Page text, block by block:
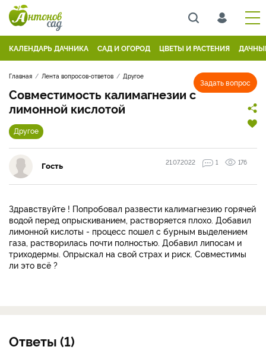
КАЛЕНДАРЬ ДАЧНИКА САД И ОГОРОД ЦВЕТЫ И РАСТЕНИЯ
Задать вопрос
Главная Лента вопросов-ответов Другое
Совместимость калимагнезии с
лимонной кислотой
Другое
Гость 21.07.2022 1 176
Здравствуйте ! Попробовал развести калимагнезию горячей
водой перед опрыскиванием, растворяется плохо. Добавил
лимонной кислоты - процесс пошел с бурным выделением
газа, растворилась почти полностью. Добавил липосам и
триходермы. Опрыскал на свой страх и риск. Совместимы
ли это всё ?
Ответы (1)